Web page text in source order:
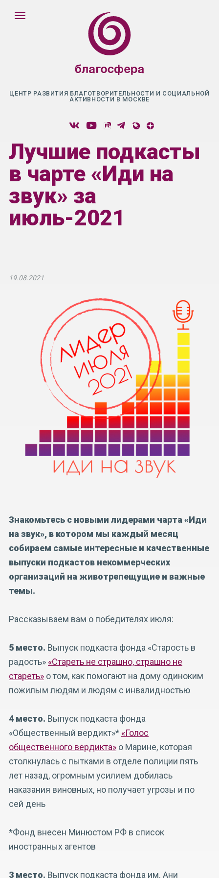
ЦЕНТР РАЗВИТИЯ БЛАГОТВОРИТЕЛЬНОСТИ И СОЦИАЛЬНОЙ
АКТИВНОСТИ В МОСКВЕ
Лучшие подкасты
в чарте «Иди на
звук» за
июль-2021
19.08.2021
Знакомьтесь с новыми лидерами чарта «Иди
на звук», в котором мы каждый месяц
собираем самые интересные и качественные
выпуски подкастов некоммерческих
организаций на животрепещущие и важные
темы.
Рассказываем вам о победителях июля:
5 место. Выпуск подкаста фонда «Старость в
радость» «Стареть не страшно, страшно не
стареть» о том, как помогают на дому одиноким
пожилым людям и людям с инвалидностью
4 место. Выпуск подкаста фонда
«Общественный вердикт»* «Голос
общественного вердикта» о Марине, которая
столкнулась с пытками в отделе полиции пять
лет назад, огромным усилием добилась
наказания виновных, но получает угрозы и по
сей день
*Фонд внесен Минюстом РФ в список
иностранных агентов
3 место. Выпуск подкаста фонда им. Ани